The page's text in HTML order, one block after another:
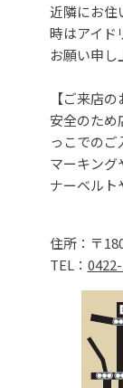
近隣にお住
時はアイド
お願い申し
【ご来店
安全のため
っこでのご
マーキング
ナーベルト
住所：〒
TEL：